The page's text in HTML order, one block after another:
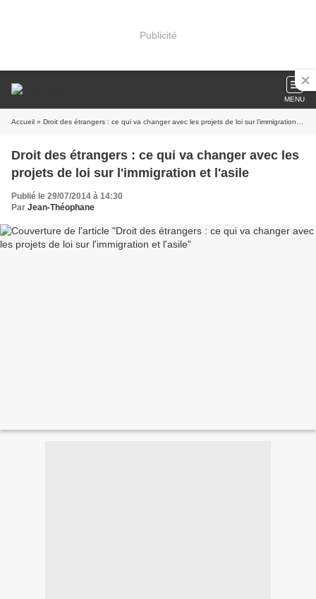
Publicité
MENU
Accueil » Droit des étrangers : ce qui va changer avec les projets de loi sur l'immigration et l'asile
Droit des étrangers : ce qui va changer avec les
projets de loi sur l'immigration et l'asile
Publié le 29/07/2014 à 14:30
Par Jean-Théophane